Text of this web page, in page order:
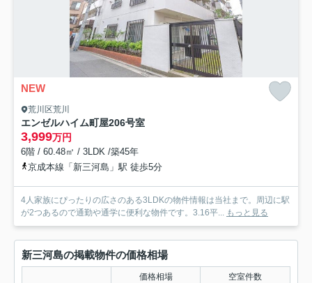
NEW
荒川区荒川
エンゼルハイム町屋206号室
3,999万円
6階 / 60.48㎡ / 3LDK /築45年
京成本線「新三河島」駅 徒歩5分
4人家族にぴったりの広さのある3LDKの物件情報は当社まで。周辺に駅
が2つあるので通勤や通学に便利な物件です。3.16平... もっと見る
新三河島の掲載物件の価格相場
価格相場 空室件数